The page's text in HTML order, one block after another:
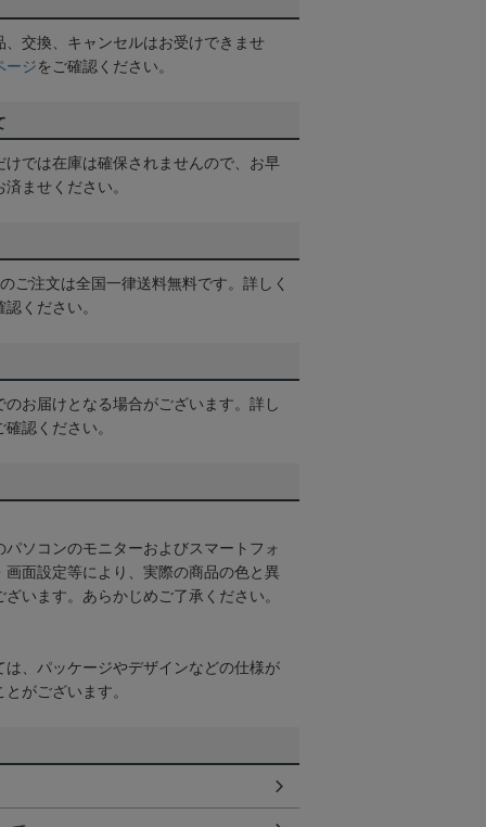
交換、キャンセルはお受けできませ
ージをご確認ください。
けでは在庫は確保されませんので、お早
ませください。
ご注文は全国一律送料無料です。詳しく
認ください。
お届けとなる場合がございます。詳し
確認ください。
ソコンのモニターおよびスマートフォ
画面設定等により、実際の商品の色と異
います。あらかじめご了承ください。
は、パッケージやデザインなどの仕様が
がございます。